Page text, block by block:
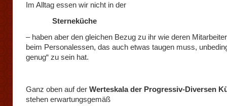
Im Alltag essen wir nicht in der
Sterneküche
– haben aber den gleichen Bezug zu ihr wie deren
beim Personalessen, das auch etwas taugen muss,
genug“ zu sein hat.
Ganz oben auf der Werteskala der Progressiv-Diversen
stehen erwartungsgemäß